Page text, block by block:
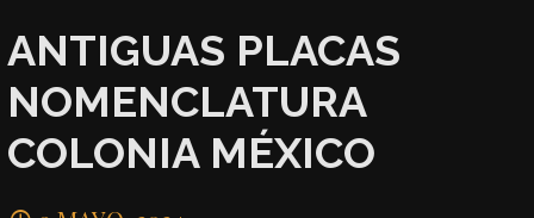
ANTIGUAS PLACAS
NOMENCLATURA
COLONIA MÉXICO